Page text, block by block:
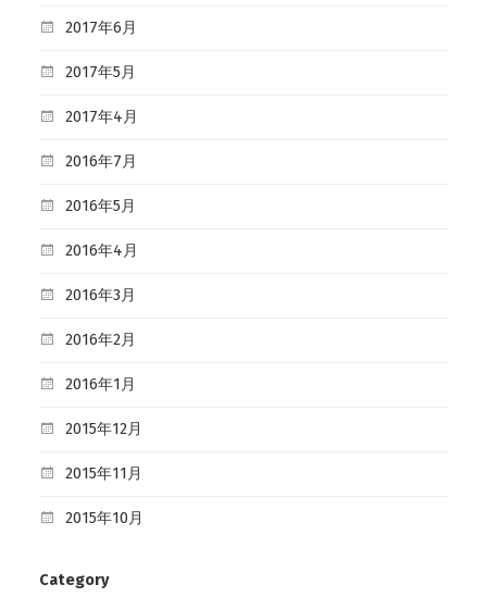
2017年6月
2017年5月
2017年4月
2016年7月
2016年5月
2016年4月
2016年3月
2016年2月
2016年1月
2015年12月
2015年11月
2015年10月
Category